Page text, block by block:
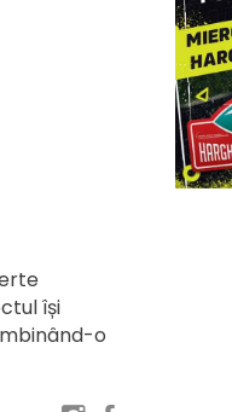
își
o